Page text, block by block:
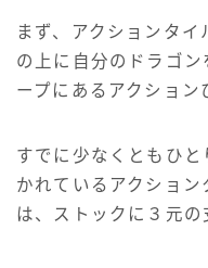
まず、アクションタ
の上に自分のドラゴ
ープにあるアクション
すでに少なくともひ
かれているアクショ
は、ストックに３元の